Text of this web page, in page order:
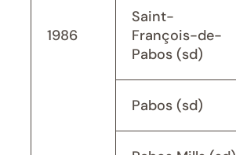
1986
Saint-
François-de-
Pabos (sd)
Pabos (sd)